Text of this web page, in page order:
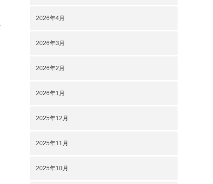
2026年4月
2026年3月
2026年2月
2026年1月
2025年12月
2025年11月
2025年10月